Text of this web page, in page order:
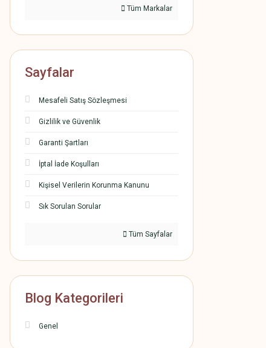
Tüm Markalar
Sayfalar
Mesafeli Satış Sözleşmesi
Gizlilik ve Güvenlik
Garanti Şartları
İptal İade Koşulları
Kişisel Verilerin Korunma Kanunu
Sık Sorulan Sorular
Tüm Sayfalar
Blog Kategorileri
Genel